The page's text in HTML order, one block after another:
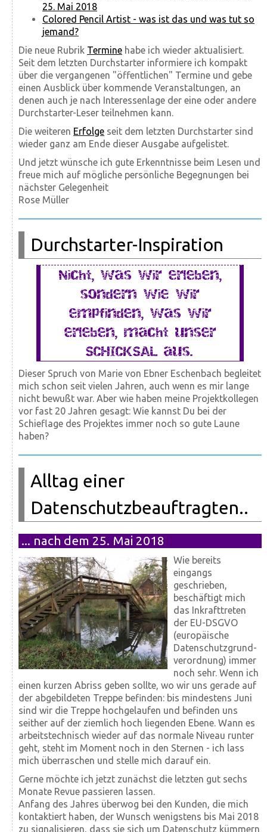
25. Mai 2018
Colored Pencil Artist - was ist das und was tut so
jemand?
Die neue Rubrik Termine habe ich wieder aktualisiert.
Seit dem letzten Durchstarter informiere ich kompakt
über die vergangenen "öffentlichen" Termine und gebe
einen Ausblick über kommende Veranstaltungen, an
denen auch je nach Interessenlage der eine oder andere
Durchstarter-Leser teilnehmen kann.
Die weiteren Erfolge seit dem letzten Durchstarter sind
wieder ganz am Ende dieser Ausgabe aufgelistet.
Und jetzt wünsche ich gute Erkenntnisse beim Lesen und
freue mich auf mögliche persönliche Begegnungen bei
nächster Gelegenheit
Rose Müller
Durchstarter-Inspiration
Nicht, was wir erleben,
sondern wie wir
empfinden, was wir
erleben, macht unser
SCHICKSAL aus.
Dieser Spruch von Marie von Ebner Eschenbach begleitet
mich schon seit vielen Jahren, auch wenn es mir lange
nicht bewußt war. Aber wie haben meine Projektkollegen
vor fast 20 Jahren gesagt: Wie kannst Du bei der
Schieflage des Projektes immer noch so gute Laune
haben?
Alltag einer
Datenschutzbeauftragten..
... nach dem 25. Mai 2018
Wie bereits
eingangs
geschrieben,
beschäftigt mich
das Inkraft­treten
der EU-DSGVO
(europäische
Datenschutz­grund­
verordnung) immer
noch sehr. Wenn ich
einen kurzen Abriss geben sollte, wo wir uns gerade auf
der abgebildeten Treppe befinden: bis mindestens Juni
sind wir die Treppe hochgelaufen und befinden uns
seither auf der ziemlich hoch liegenden Ebene. Wann es
arbeitstechnisch wieder auf das normale Niveau runter
geht, steht im Moment noch in den Sternen - ich lass
mich überraschen und stelle mich darauf ein.
Gerne möchte ich jetzt zunächst die letzten gut sechs
Monate Revue passieren lassen.
Anfang des Jahres überwog bei den Kunden, die mich
kontaktiert haben, der Wunsch wenigstens bis Mai 2018
zu signalisieren, dass sie sich um Datenschutz kümmern